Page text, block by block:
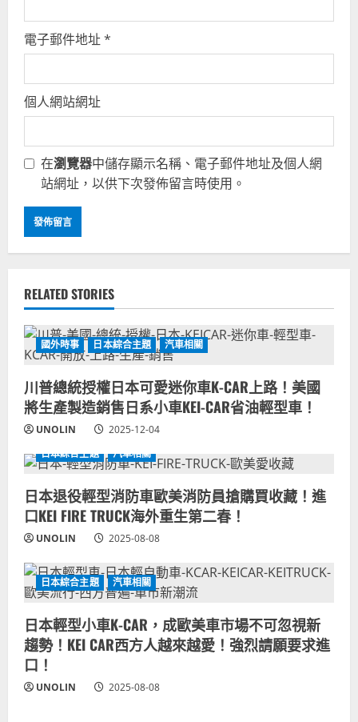
電子郵件地址*
個人網站網址
在瀏覽器中儲存顯示名稱、電子郵件地址及個人網
站網址，以供下次發佈留言時使用。
RELATED STORIES
國外時事 日本綜合主題 汽車相關
川普總統授權日本可愛迷你車K-CAR上路！美國
將生產製造銷售日系小車KEI-CAR省油輕型車！
UNOLIN
2025-12-04
日本綜合主題
汽車相關
日本退役輕型消防車歐美消防員搶購買收藏！進
口KEI FIRE TRUCK海外重生第二春！
UNOLIN 2025-08-08
日本綜合主題 汽車相關
日本輕型小車K-CAR，成歐美車市場不可忽視新
趨勢！KEI CAR西方人越來越愛！強烈請願要求進
口！
UNOLIN 2025-08-08